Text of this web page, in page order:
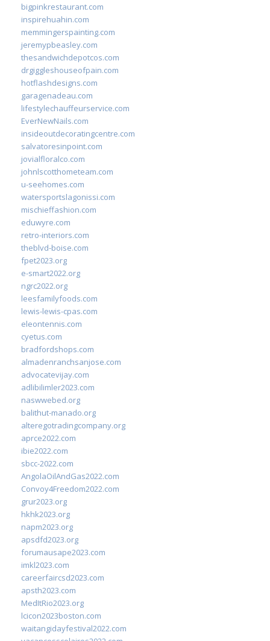
bigpinkrestaurant.com
inspirehuahin.com
memmingerspainting.com
jeremypbeasley.com
thesandwichdepotcos.com
drgiggleshouseofpain.com
hotflashdesigns.com
garagenadeau.com
lifestylechauffeurservice.com
EverNewNails.com
insideoutdecoratingcentre.com
salvatoresinpoint.com
jovialfloralco.com
johnlscotthometeam.com
u-seehomes.com
watersportslagonissi.com
mischieffashion.com
eduwyre.com
retro-interiors.com
theblvd-boise.com
fpet2023.org
e-smart2022.org
ngrc2022.org
leesfamilyfoods.com
lewis-lewis-cpas.com
eleontennis.com
cyetus.com
bradfordshops.com
almadenranchsanjose.com
advocatevijay.com
adlibilimler2023.com
naswwebed.org
balithut-manado.org
alteregotradingcompany.org
aprce2022.com
ibie2022.com
sbcc-2022.com
AngolaOilAndGas2022.com
Convoy4Freedom2022.com
grur2023.org
hkhk2023.org
napm2023.org
apsdfd2023.org
forumausape2023.com
imkl2023.com
careerfaircsd2023.com
apsth2023.com
MedItRio2023.org
lcicon2023boston.com
waitangidayfestival2022.com